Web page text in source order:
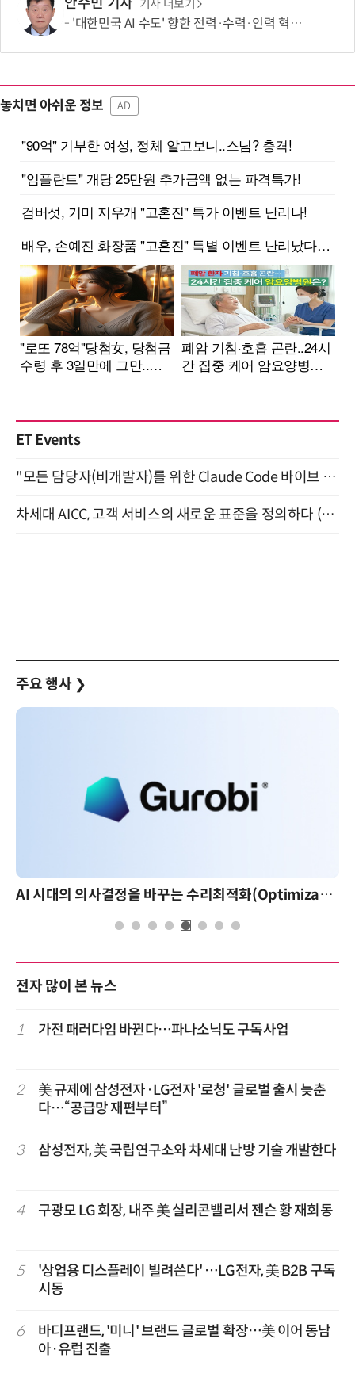
기사 더보기
'대한민국 AI 수도' 향한 전력·수력·인력 혁신 시동…'충남 3력 혁신 TF 회의 첫 개최
놓치면 아쉬운 정보 AD
ET Events
"모든 담당자(비개발자)를 위한 Claude Code 바이브 코딩 2-day 부트캠프" 9월 16~17일 개최
차세대 AICC, 고객 서비스의 새로운 표준을 정의하다 (9/9)
주요 행사 ❯
AI 시대의 의사결정을 바꾸는 수리최적화(Optimization): 실제 산업 적용 사례와 활용 전략
전자 많이 본 뉴스
1 가전 패러다임 바뀐다…파나소닉도 구독사업
2
美 규제에 삼성전자·LG전자 '로청' 글로벌 출시 늦춘
다…“공급망 재편부터”
3 삼성전자, 美 국립연구소와 차세대 난방 기술 개발한다
4 구광모 LG 회장, 내주 美 실리콘밸리서 젠슨 황 재회동
5
'상업용 디스플레이 빌려쓴다' …LG전자, 美 B2B 구독
시동
6
바디프랜드, '미니' 브랜드 글로벌 확장…美 이어 동남
아·유럽 진출